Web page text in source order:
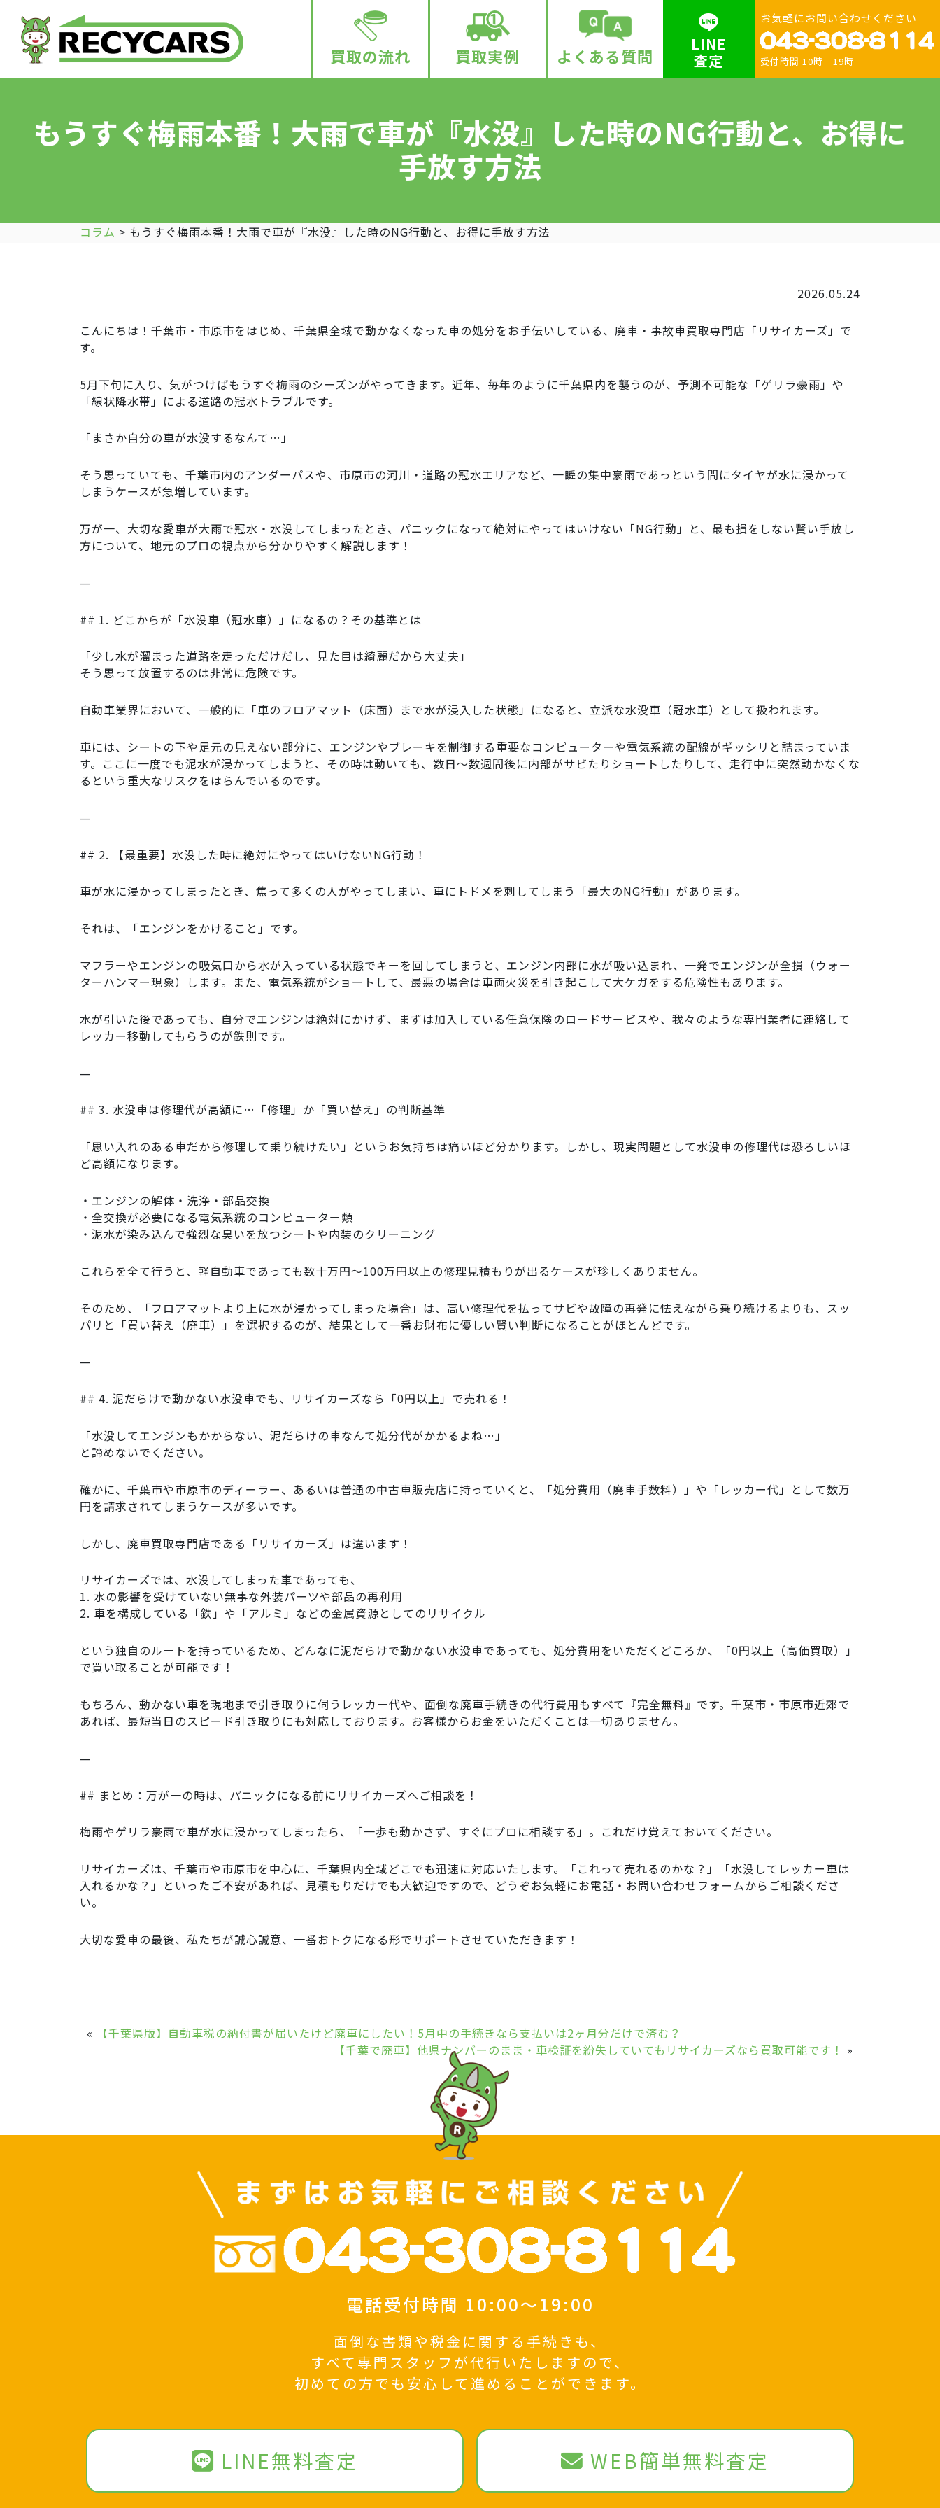
買取の流れ 買取実例 よくある質問
LINE
査定
お気軽にお問い合わせください
受付時間 10時－19時
もうすぐ梅雨本番！大雨で車が『水没』した時のNG行動と、お得に
手放す方法
コラム > もうすぐ梅雨本番！大雨で車が『水没』した時のNG行動と、お得に手放す方法
2026.05.24
こんにちは！千葉市・市原市をはじめ、千葉県全域で動かなくなった車の処分をお手伝いしている、廃車・事故車買取専門店「リサイカーズ」で
す。
5月下旬に入り、気がつけばもうすぐ梅雨のシーズンがやってきます。近年、毎年のように千葉県内を襲うのが、予測不可能な「ゲリラ豪雨」や
「線状降水帯」による道路の冠水トラブルです。
「まさか自分の車が水没するなんて…」
そう思っていても、千葉市内のアンダーパスや、市原市の河川・道路の冠水エリアなど、一瞬の集中豪雨であっという間にタイヤが水に浸かって
しまうケースが急増しています。
万が一、大切な愛車が大雨で冠水・水没してしまったとき、パニックになって絶対にやってはいけない「NG行動」と、最も損をしない賢い手放し
方について、地元のプロの視点から分かりやすく解説します！
—
## 1. どこからが「水没車（冠水車）」になるの？その基準とは
「少し水が溜まった道路を走っただけだし、見た目は綺麗だから大丈夫」
そう思って放置するのは非常に危険です。
自動車業界において、一般的に「車のフロアマット（床面）まで水が浸入した状態」になると、立派な水没車（冠水車）として扱われます。
車には、シートの下や足元の見えない部分に、エンジンやブレーキを制御する重要なコンピューターや電気系統の配線がギッシリと詰まっていま
す。ここに一度でも泥水が浸かってしまうと、その時は動いても、数日〜数週間後に内部がサビたりショートしたりして、走行中に突然動かなくな
るという重大なリスクをはらんでいるのです。
—
## 2. 【最重要】水没した時に絶対にやってはいけないNG行動！
車が水に浸かってしまったとき、焦って多くの人がやってしまい、車にトドメを刺してしまう「最大のNG行動」があります。
それは、「エンジンをかけること」です。
マフラーやエンジンの吸気口から水が入っている状態でキーを回してしまうと、エンジン内部に水が吸い込まれ、一発でエンジンが全損（ウォー
ターハンマー現象）します。また、電気系統がショートして、最悪の場合は車両火災を引き起こして大ケガをする危険性もあります。
水が引いた後であっても、自分でエンジンは絶対にかけず、まずは加入している任意保険のロードサービスや、我々のような専門業者に連絡して
レッカー移動してもらうのが鉄則です。
—
## 3. 水没車は修理代が高額に…「修理」か「買い替え」の判断基準
「思い入れのある車だから修理して乗り続けたい」というお気持ちは痛いほど分かります。しかし、現実問題として水没車の修理代は恐ろしいほ
ど高額になります。
・エンジンの解体・洗浄・部品交換
・全交換が必要になる電気系統のコンピューター類
・泥水が染み込んで強烈な臭いを放つシートや内装のクリーニング
これらを全て行うと、軽自動車であっても数十万円〜100万円以上の修理見積もりが出るケースが珍しくありません。
そのため、「フロアマットより上に水が浸かってしまった場合」は、高い修理代を払ってサビや故障の再発に怯えながら乗り続けるよりも、スッ
パリと「買い替え（廃車）」を選択するのが、結果として一番お財布に優しい賢い判断になることがほとんどです。
—
## 4. 泥だらけで動かない水没車でも、リサイカーズなら「0円以上」で売れる！
「水没してエンジンもかからない、泥だらけの車なんて処分代がかかるよね…」
と諦めないでください。
確かに、千葉市や市原市のディーラー、あるいは普通の中古車販売店に持っていくと、「処分費用（廃車手数料）」や「レッカー代」として数万
円を請求されてしまうケースが多いです。
しかし、廃車買取専門店である「リサイカーズ」は違います！
リサイカーズでは、水没してしまった車であっても、
1. 水の影響を受けていない無事な外装パーツや部品の再利用
2. 車を構成している「鉄」や「アルミ」などの金属資源としてのリサイクル
という独自のルートを持っているため、どんなに泥だらけで動かない水没車であっても、処分費用をいただくどころか、「0円以上（高価買取）」
で買い取ることが可能です！
もちろん、動かない車を現地まで引き取りに伺うレッカー代や、面倒な廃車手続きの代行費用もすべて『完全無料』です。千葉市・市原市近郊で
あれば、最短当日のスピード引き取りにも対応しております。お客様からお金をいただくことは一切ありません。
—
## まとめ：万が一の時は、パニックになる前にリサイカーズへご相談を！
梅雨やゲリラ豪雨で車が水に浸かってしまったら、「一歩も動かさず、すぐにプロに相談する」。これだけ覚えておいてください。
リサイカーズは、千葉市や市原市を中心に、千葉県内全域どこでも迅速に対応いたします。「これって売れるのかな？」「水没してレッカー車は
入れるかな？」といったご不安があれば、見積もりだけでも大歓迎ですので、どうぞお気軽にお電話・お問い合わせフォームからご相談くださ
い。
大切な愛車の最後、私たちが誠心誠意、一番おトクになる形でサポートさせていただきます！
«
【千葉県版】自動車税の納付書が届いたけど廃車にしたい！5月中の手続きなら支払いは2ヶ月分だけで済む？
【千葉で廃車】他県ナンバーのまま・車検証を紛失していてもリサイカーズなら買取可能です！ »
電話受付時間 10:00～19:00
面倒な書類や税金に関する手続きも、
すべて専門スタッフが代行いたしますので、
初めての方でも安心して進めることができます。
LINE無料査定 WEB簡単無料査定